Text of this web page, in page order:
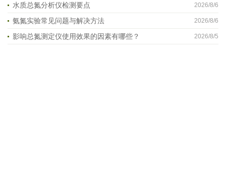
水质总氮分析仪检测要点 2026/8/6
氨氮实验常见问题与解决方法 2026/8/6
影响总氮测定仪使用效果的因素有哪些？ 2026/8/5